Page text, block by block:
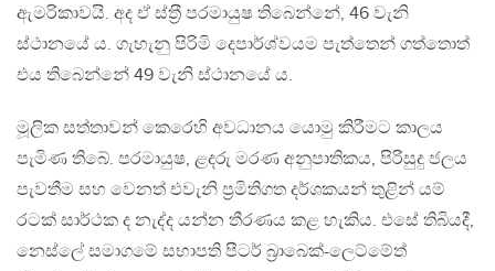
ඇමරිකාවයි. අද ඒ ස්ත‍්‍රී පරමායුෂ තිබෙන්නේ, 46 වැනි
ස්ථානයේ ය. ගැහැනු පිරිමි දෙපාර්ශ්වයම පැත්තෙන් ගත්තොත්
එය තිබෙන්නේ 49 වැනි ස්ථානයේ ය.
මූලික සත්තාවන් කෙරෙහි අවධානය යොමු කිරීමට කාලය
පැමිණ තිබේ. පරමායුෂ, ළදරු මරණ අනුපාතිකය, පිරිසුදු ජලය
පැවතීම සහ වෙනත් එවැනි ප‍්‍රමිතිගත දර්ශකයන් තුළින් යම්
රටක් සාර්ථක ද නැද්ද යන්න තීරණය කළ හැකිය. එසේ තිබියදී,
නෙස්ලේ සමාගමේ සභාපති පීටර් බ‍්‍රාබෙක්-ලෙට්මේත්